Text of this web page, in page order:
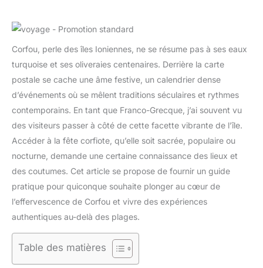
Corfou, perle des îles Ioniennes, ne se résume pas à ses eaux
turquoise et ses oliveraies centenaires. Derrière la carte
postale se cache une âme festive, un calendrier dense
d’événements où se mêlent traditions séculaires et rythmes
contemporains. En tant que Franco-Grecque, j’ai souvent vu
des visiteurs passer à côté de cette facette vibrante de l’île.
Accéder à la fête corfiote, qu’elle soit sacrée, populaire ou
nocturne, demande une certaine connaissance des lieux et
des coutumes. Cet article se propose de fournir un guide
pratique pour quiconque souhaite plonger au cœur de
l’effervescence de Corfou et vivre des expériences
authentiques au-delà des plages.
Table des matières